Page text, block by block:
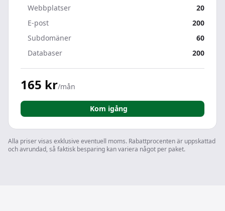
Webbplatser
20
E-post
200
Subdomäner
60
Databaser
200
165 kr/mån
Kom igång
Alla priser visas exklusive eventuell moms. Rabattprocenten är uppskattad
och avrundad, så faktisk besparing kan variera något per paket.